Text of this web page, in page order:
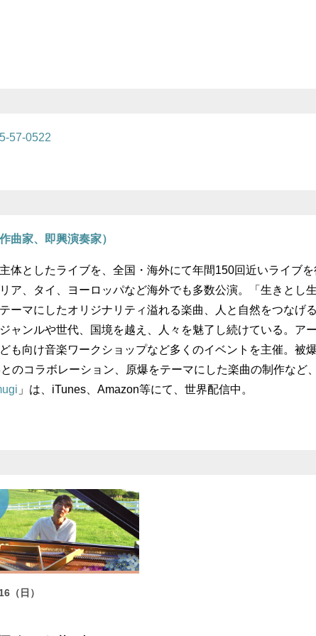
57-0522
曲家、即興演奏家）
体としたライブを、全国・海外にて年間150回近いライブを
ア、タイ、ヨーロッパなど海外でも多数公演。「生きとし
ーマにしたオリジナリティ溢れる楽曲、人と自然をつなげ
ャンルや世代、国境を越え、人々を魅了し続けている。アー
も向け音楽ワークショップなど多くのイベントを主催。被
のコラボレーション、原爆をテーマにした楽曲の制作など
」は、iTunes、Amazon等にて、世界配信中。
（日）